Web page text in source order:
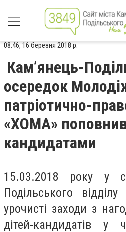
08:46, 16 березня 2018 р.
Кам’янець-
осередок
патріотично-
«ХОМА»
кандидатами
15.03.2018 року у
Подільського відділу
урочисті заходи з
дітей-кандидатів у